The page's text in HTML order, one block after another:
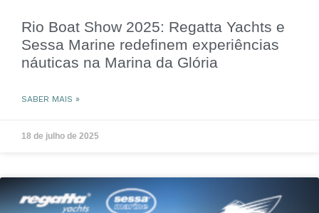
Rio Boat Show 2025: Regatta Yachts e
Sessa Marine redefinem experiências
náuticas na Marina da Glória
SABER MAIS »
18 de julho de 2025